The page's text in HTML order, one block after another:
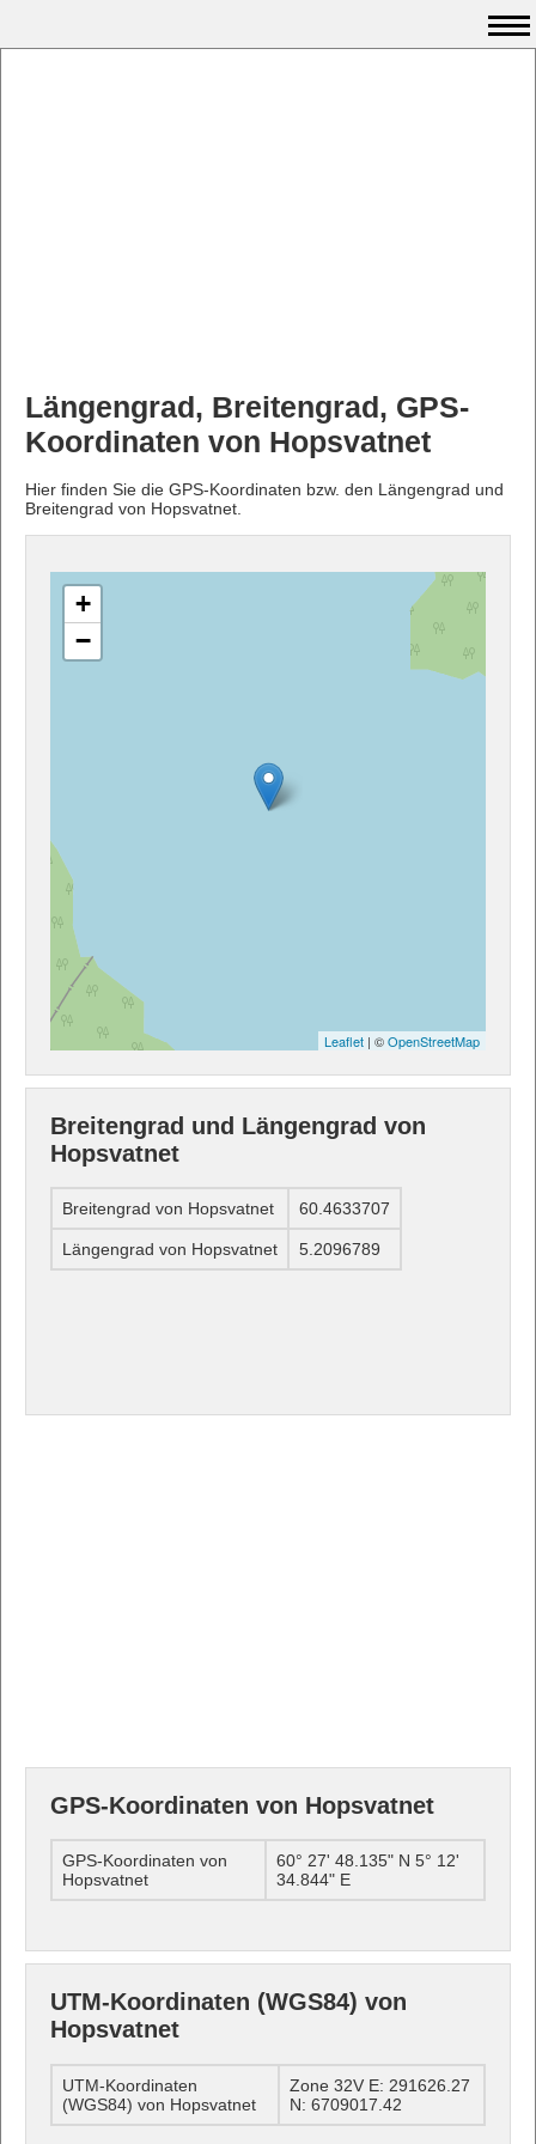
Längengrad, Breitengrad, GPS-
Koordinaten von Hopsvatnet
Hier finden Sie die GPS-Koordinaten bzw. den Längengrad und
Breitengrad von Hopsvatnet.
+
−
Leaflet | ©OpenStreetMap
Breitengrad und Längengrad von
Hopsvatnet
Breitengrad von Hopsvatnet 60.4633707
Längengrad von Hopsvatnet 5.2096789
GPS-Koordinaten von Hopsvatnet
GPS-Koordinaten von
Hopsvatnet
60° 27' 48.135" N 5° 12'
34.844" E
UTM-Koordinaten (WGS84) von
Hopsvatnet
UTM-Koordinaten
(WGS84) von Hopsvatnet
Zone 32V E: 291626.27
N: 6709017.42